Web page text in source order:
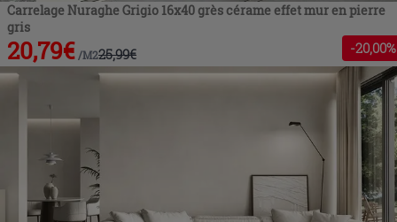
Carrelage Nuraghe Grigio 16x40 grès cérame effet mur en pierre
gris
20,79€ /M225,99€ -20,00%